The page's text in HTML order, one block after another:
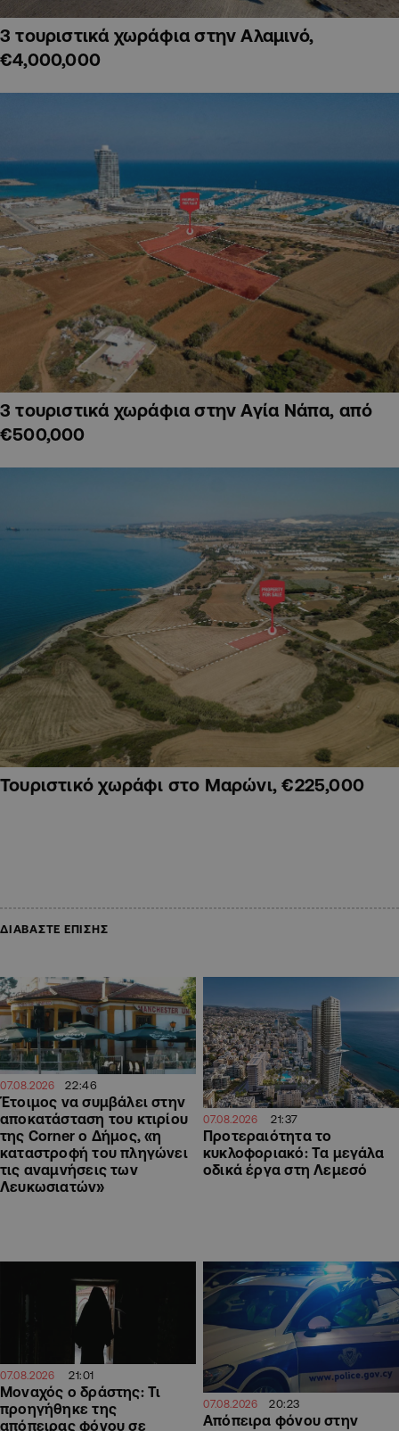
3 τουριστικά χωράφια στην Αλαμινό,
€4,000,000
3 τουριστικά χωράφια στην Αγία Νάπα, από
€500,000
Τουριστικό χωράφι στο Μαρώνι, €225,000
ΔΙΑΒΑΣΤΕ ΕΠΙΣΗΣ
07.08.2026 22:46
Έτοιμος να συμβάλει στην
αποκατάσταση του κτιρίου
της Corner ο Δήμος, «η
καταστροφή του πληγώνει
τις αναμνήσεις των
Λευκωσιατών»
07.08.2026 21:37
Προτεραιότητα το
κυκλοφοριακό: Τα μεγάλα
οδικά έργα στη Λεμεσό
07.08.2026 21:01
Μοναχός ο δράστης: Τι
προηγήθηκε της
απόπειρας φόνου σε
07.08.2026 20:23
Απόπειρα φόνου στην